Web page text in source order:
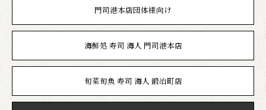
門司港本店団体様向け
海鮮処 寿司 海人 門司港本店
旬菜旬魚 寿司 海人 鍛冶町店